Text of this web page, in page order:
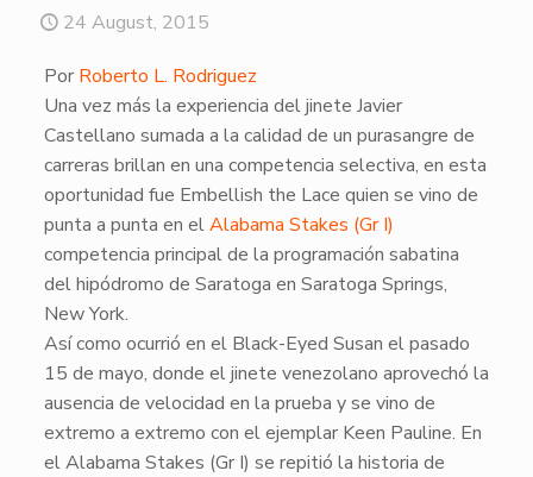
24 August, 2015
PorRoberto L. Rodriguez
Una vez más la experiencia del jinete Javier
Castellano sumada a la calidad de un purasangre de
carreras brillan en una competencia selectiva, en esta
oportunidad fue Embellish the Lace quien se vino de
punta a punta en elAlabama Stakes (Gr I)
competencia principal de la programación sabatina
del hipódromo de Saratoga en Saratoga Springs,
New York.
Así como ocurrió en el Black-Eyed Susan el pasado
15 de mayo, donde el jinete venezolano aprovechó la
ausencia de velocidad en la prueba y se vino de
extremo a extremo con el ejemplar Keen Pauline. En
el Alabama Stakes (Gr I) se repitió la historia de